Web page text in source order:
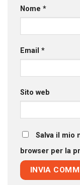
Nome *
Email *
Sito web
Salva il mio
browser per la